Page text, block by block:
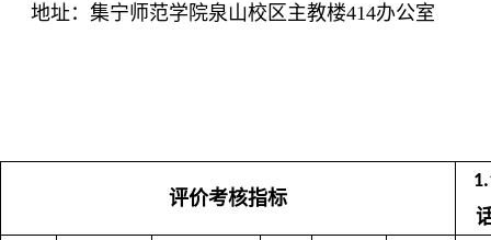
地址：集宁师范学院泉山校区主教楼414办公室
评价考核指标